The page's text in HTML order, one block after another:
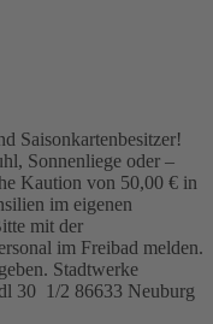
Saisonkartenbesitzer!
Sonnenliege oder –
Kaution von 50,00 € in
im eigenen
mit der
im Freibad melden.
Stadtwerke
30 1/2 86633 Neuburg